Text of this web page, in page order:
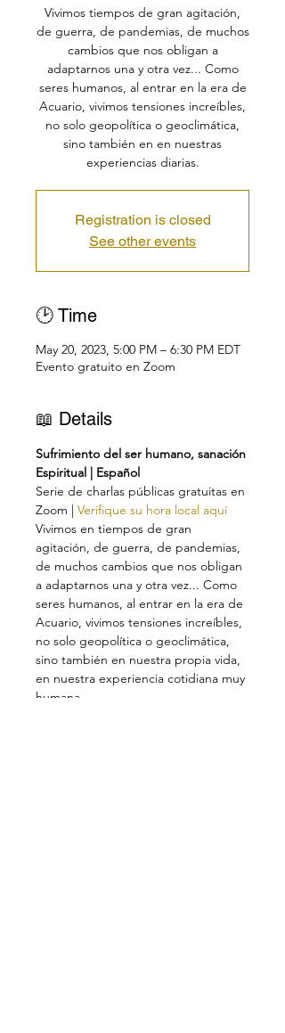
Vivimos tiempos de gran agitación,
de guerra, de pandemias, de muchos
cambios que nos obligan a
adaptarnos una y otra vez... Como
seres humanos, al entrar en la era de
Acuario, vivimos tensiones increíbles,
no solo geopolítica o geoclimática,
sino también en en nuestras
experiencias diarias.
Registration is closed
See other events
🕑 Time
May 20, 2023, 5:00 PM – 6:30 PM EDT
Evento gratuito en Zoom
📖 Details
Sufrimiento del ser humano, sanación
Espiritual | Español
Serie de charlas públicas gratuitas en
Zoom | Verifique su hora local aquí
Vivimos en tiempos de gran
agitación, de guerra, de pandemias,
de muchos cambios que nos obligan
a adaptarnos una y otra vez... Como
seres humanos, al entrar en la era de
Acuario, vivimos tensiones increíbles,
no solo geopolítica o geoclimática,
sino también en nuestra propia vida,
en nuestra experiencia cotidiana muy
humana.